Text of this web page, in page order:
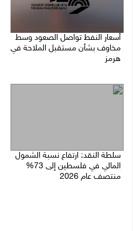
أسعار النفط تواصل الصعود وسط
مخاوف بشأن مستقبل الملاحة في
هرمز
سلطة النقد: ارتفاع نسبة الشمول
المالي في فلسطين إلى 73%
منتصف عام 2026